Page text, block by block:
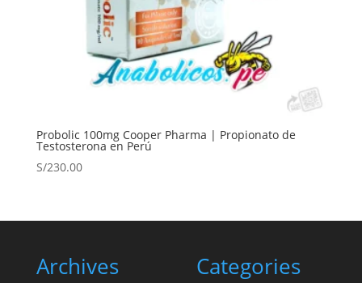
Probolic 100mg Cooper Pharma | Propionato de
Testosterona en Perú
S/230.00
Archives Categories